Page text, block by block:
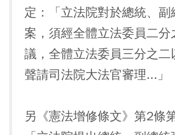
定：「立法院對於總統、副
案，須經全體立法委員二分
議，全體立法委員三分之二
聲請司法院大法官審理...」
另《憲法增修條文》第2條